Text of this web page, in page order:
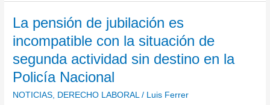
en
un
de
padres
de
La pensión de jubilación es
incompatible con la situación de
segunda actividad sin destino en la
Policía Nacional
NOTICIAS DERECHO LABORAL / Luis Ferrer
La
pensión
de
jubilación
es
con